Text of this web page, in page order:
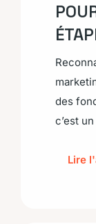
des
c’est
Lire